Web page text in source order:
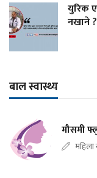
युरिक
नखाने ?
बाल स्वास्थ्य
मौसमी
महिला